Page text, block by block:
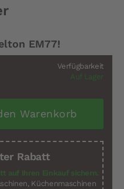
EM77!
Verfügbarkeit
Auf Lager
Warenkorb
Rabatt
auf Ihren Einkauf sichern.
Küchenmaschinen